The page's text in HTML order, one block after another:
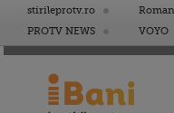
stirileprotv.ro
PROTV NEWS
VOYO